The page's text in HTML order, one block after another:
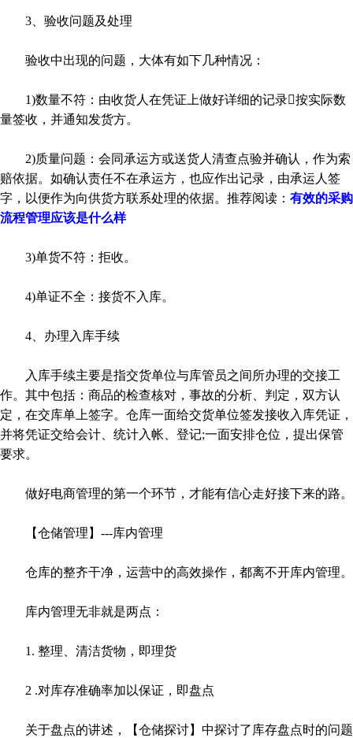
3、验收问题及处理
验收中出现的问题，大体有如下几种情况：
1)数量不符：由收货人在凭证上做好详细的记录按实际数
量签收，并通知发货方。
2)质量问题：会同承运方或送货人清查点验并确认，作为索
赔依据。如确认责任不在承运方，也应作出记录，由承运人签
字，以便作为向供货方联系处理的依据。推荐阅读： 有效的采购
流程管理应该是什么样
3)单货不符：拒收。
4)单证不全：接货不入库。
4、办理入库手续
入库手续主要是指交货单位与库管员之间所办理的交接工
作。其中包括：商品的检查核对，事故的分析、判定，双方认
定，在交库单上签字。仓库一面给交货单位签发接收入库凭证，
并将凭证交给会计、统计入帐、登记;一面安排仓位，提出保管
要求。
做好电商管理的第一个环节，才能有信心走好接下来的路。
【仓储管理】---库内管理
仓库的整齐干净，运营中的高效操作，都离不开库内管理。
库内管理无非就是两点：
1. 整理、清洁货物，即理货
2 .对库存准确率加以保证，即盘点
关于盘点的讲述，【仓储探讨】中探讨了库存盘点时的问题